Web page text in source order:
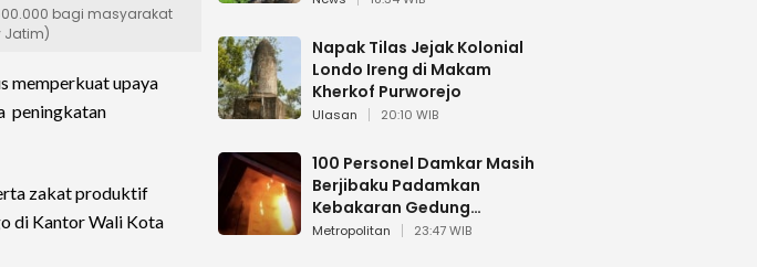
bagi masyarakat
Jatim)
memperkuat upaya
peningkatan
zakat produktif
di Kantor Wali Kota
Napak Tilas Jejak Kolonial
Londo Ireng di Makam
Kherkof Purworejo
Ulasan 20:10 WIB
100 Personel Damkar Masih
Berjibaku Padamkan
Kebakaran Gedung
Bapenda DKI
Metropolitan 23:47 WIB